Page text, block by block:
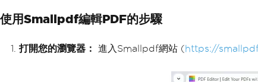
使用Smallpdf編輯PDF的步驟
打開您的瀏覽器： 進入Smallpdf網站 (https://